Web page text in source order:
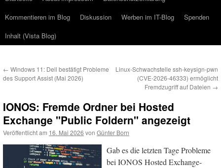
Kommentieren im Blog
Diskussion Werben im IT-Blog
Spenden
Inhalt (Vista Blog)
← Windows 11: Dell bestätigt Probleme
des Support Assist (Mai 2026)
Linux-Schwachstelle ssh-keysign-pwn
(CVE-2026-46333) ermöglicht
Fremdzugriff auf Dateien →
IONOS: Fremde Ordner bei Hosted
Exchange "Public Foldern" angezeigt
Veröffentlicht am 16. Mai 2026 von Günter Born
Gab es die letzten Tage Probleme
bei IONOS Hosted Exchange-